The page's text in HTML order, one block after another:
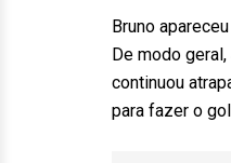
Bruno
De modo
continuou
para fazer o